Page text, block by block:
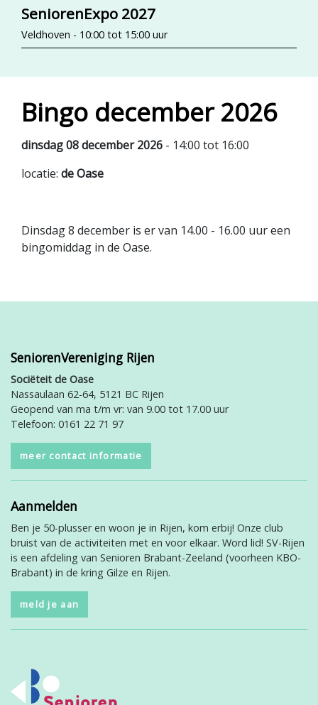
SeniorenExpo 2027
Veldhoven - 10:00 tot 15:00 uur
Bingo december 2026
dinsdag 08 december 2026 - 14:00 tot 16:00
locatie: de Oase
Dinsdag 8 december is er van 14.00 - 16.00 uur een
bingomiddag in de Oase.
SeniorenVereniging Rijen
Sociëteit de Oase
Nassaulaan 62-64, 5121 BC Rijen
Geopend van ma t/m vr: van 9.00 tot 17.00 uur
Telefoon: 0161 22 71 97
meer contact informatie
Aanmelden
Ben je 50-plusser en woon je in Rijen, kom erbij! Onze club
bruist van de activiteiten met en voor elkaar. Word lid! SV-Rijen
is een afdeling van Senioren Brabant-Zeeland (voorheen KBO-
Brabant) in de kring Gilze en Rijen.
meld je aan